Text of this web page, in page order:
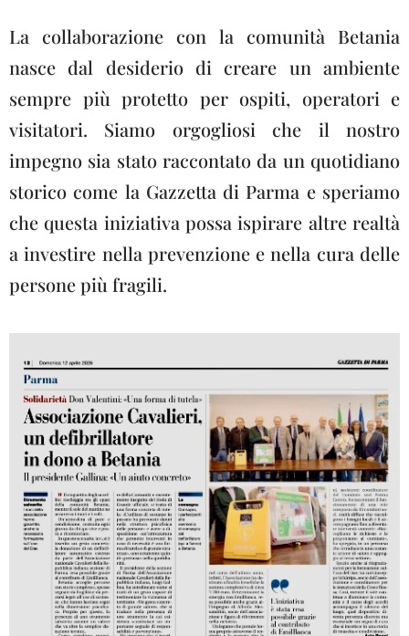
La collaborazione con la comunità Betania
nasce dal desiderio di creare un ambiente
sempre più protetto per ospiti, operatori e
visitatori. Siamo orgogliosi che il nostro
impegno sia stato raccontato da un quotidiano
storico come la Gazzetta di Parma e speriamo
che questa iniziativa possa ispirare altre realtà
a investire nella prevenzione e nella cura delle
persone più fragili.